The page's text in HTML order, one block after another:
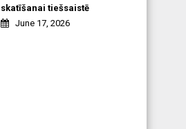
skatīšanai tiešsaistē
June 17, 2026